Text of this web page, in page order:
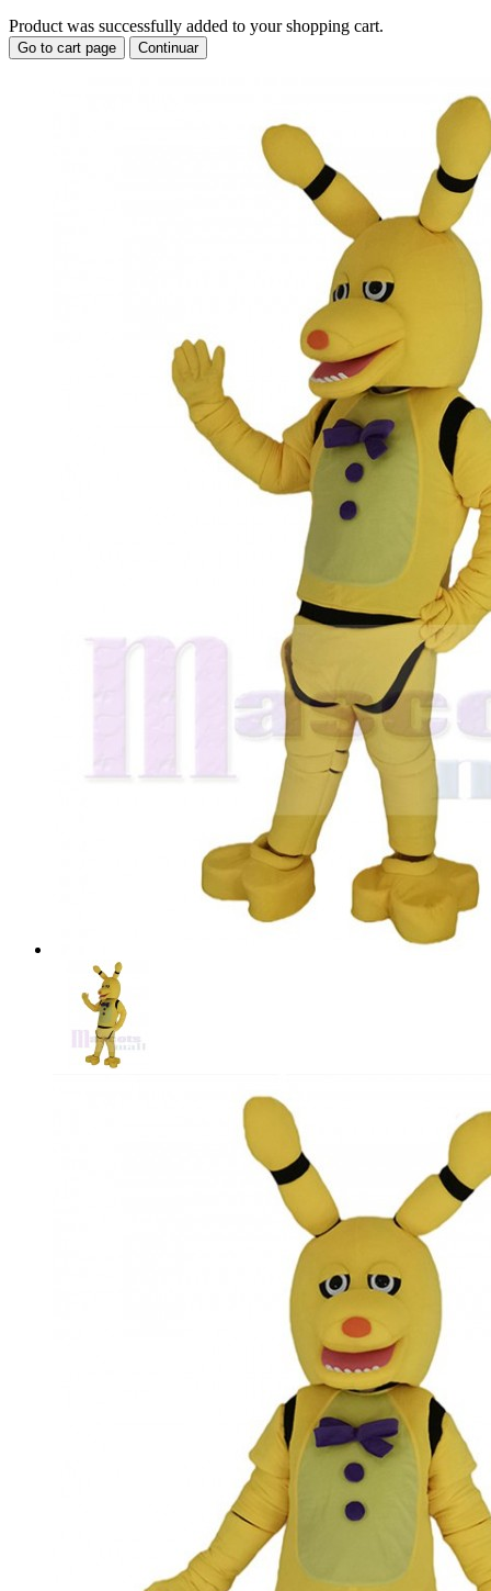
Product was successfully added to your shopping cart.
Go to cart page Continuar